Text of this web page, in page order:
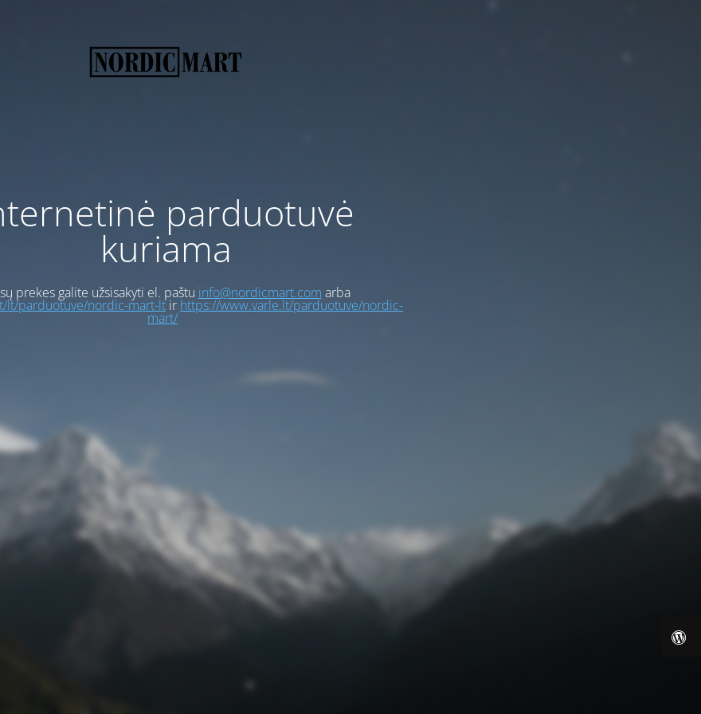
parduotuvė
kuriama
prekes galite užsisakyti el. paštu info@nordicmart.com arba
lt/parduotuve/nordic-mart-ltir https://www.varle.lt/parduotuve/nordic-
mart/